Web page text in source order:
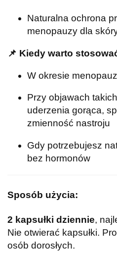
Naturalna ochrona
menopauzy dla
📌 Kiedy warto
W okresie
Przy objawach
uderzenia gorąca,
zmienność nastroju
Gdy potrzebujesz
bez hormonów
Sposób użycia:
2 kapsułki dziennie,
Nie otwierać kapsułki.
osób dorosłych.